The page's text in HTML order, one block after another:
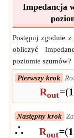
Impedancja
Postępuj zgodnie
obliczyć
poziomie szumów?
Pierwszy krok
Rout=(1
Następny krok
∴ Rout=(1